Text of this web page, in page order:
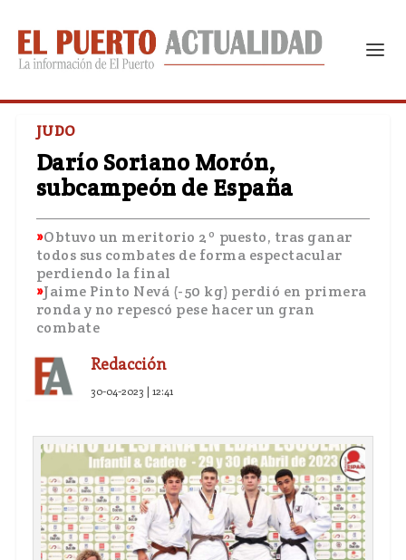
JUDO
Darío Soriano Morón,
subcampeón de España
Obtuvo un meritorio 2º puesto, tras ganar
todos sus combates de forma espectacular
perdiendo la final
Jaime Pinto Nevá (-50 kg) perdió en primera
ronda y no repescó pese hacer un gran
combate
Redacción
30-04-2023 | 12:41